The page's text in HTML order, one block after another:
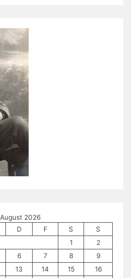
August 2026
D F S
S
1
2
6 7 8
9
13 14 15
16